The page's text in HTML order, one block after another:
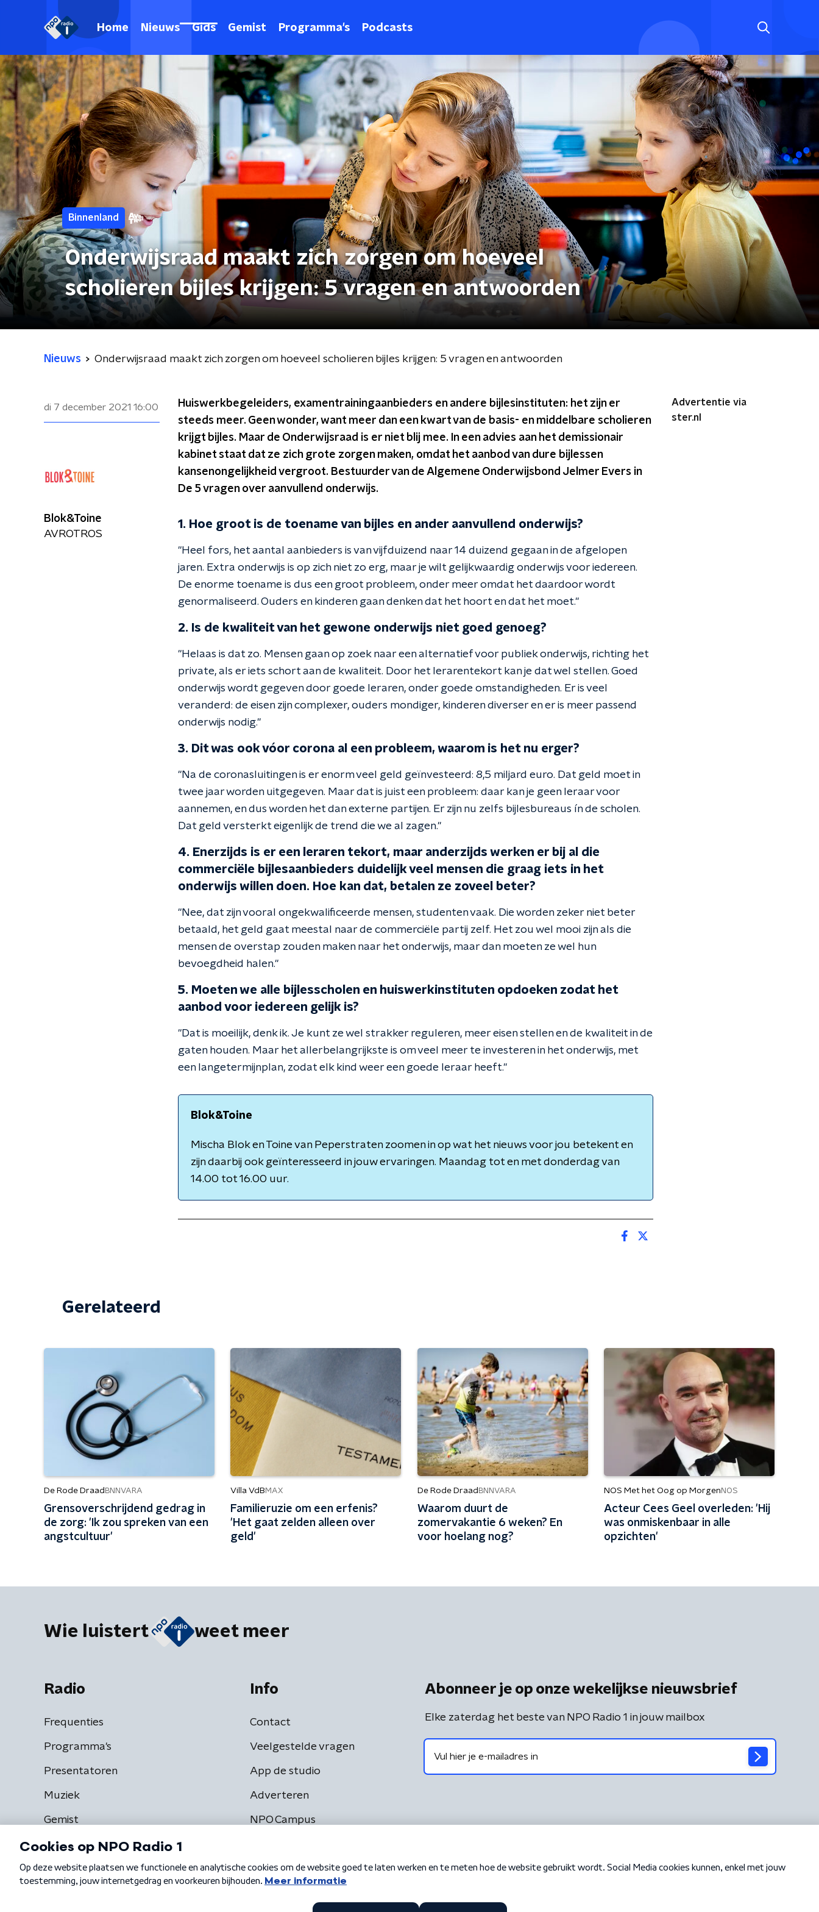
Home Nieuws Gids Gemist Programma's Podcasts
Binnenland
Onderwijsraad maakt zich zorgen om hoeveel
scholieren bijles krijgen: 5 vragen en antwoorden
Nieuws Onderwijsraad maakt zich zorgen om hoeveel scholieren bijles krijgen: 5 vragen en antwoorden
di 7 december 2021 16:00
Huiswerkbegeleiders, examentrainingaanbieders en andere bijlesinstituten: het zijn er
steeds meer. Geen wonder, want meer dan een kwart van de basis- en middelbare scholieren
krijgt bijles. Maar de Onderwijsraad is er niet blij mee. In een advies aan het demissionair
kabinet staat dat ze zich grote zorgen maken, omdat het aanbod van dure bijlessen
kansenongelijkheid vergroot. Bestuurder van de Algemene Onderwijsbond Jelmer Evers in
De 5 vragen over aanvullend onderwijs.
1. Hoe groot is de toename van bijles en ander aanvullend onderwijs?
"Heel fors, het aantal aanbieders is van vijfduizend naar 14 duizend gegaan in de afgelopen
jaren. Extra onderwijs is op zich niet zo erg, maar je wilt gelijkwaardig onderwijs voor iedereen.
De enorme toename is dus een groot probleem, onder meer omdat het daardoor wordt
genormaliseerd. Ouders en kinderen gaan denken dat het hoort en dat het moet."
2. Is de kwaliteit van het gewone onderwijs niet goed genoeg?
"Helaas is dat zo. Mensen gaan op zoek naar een alternatief voor publiek onderwijs, richting het
private, als er iets schort aan de kwaliteit. Door het lerarentekort kan je dat wel stellen. Goed
onderwijs wordt gegeven door goede leraren, onder goede omstandigheden. Er is veel
veranderd: de eisen zijn complexer, ouders mondiger, kinderen diverser en er is meer passend
onderwijs nodig."
3. Dit was ook vóor corona al een probleem, waarom is het nu erger?
"Na de coronasluitingen is er enorm veel geld geïnvesteerd: 8,5 miljard euro. Dat geld moet in
twee jaar worden uitgegeven. Maar dat is juist een probleem: daar kan je geen leraar voor
aannemen, en dus worden het dan externe partijen. Er zijn nu zelfs bijlesbureaus ín de scholen.
Dat geld versterkt eigenlijk de trend die we al zagen."
4. Enerzijds is er een leraren tekort, maar anderzijds werken er bij al die
commerciële bijlesaanbieders duidelijk veel mensen die graag iets in het
onderwijs willen doen. Hoe kan dat, betalen ze zoveel beter?
"Nee, dat zijn vooral ongekwalificeerde mensen, studenten vaak. Die worden zeker niet beter
betaald, het geld gaat meestal naar de commerciële partij zelf. Het zou wel mooi zijn als die
mensen de overstap zouden maken naar het onderwijs, maar dan moeten ze wel hun
bevoegdheid halen."
5. Moeten we alle bijlesscholen en huiswerkinstituten opdoeken zodat het
aanbod voor iedereen gelijk is?
"Dat is moeilijk, denk ik. Je kunt ze wel strakker reguleren, meer eisen stellen en de kwaliteit in de
gaten houden. Maar het allerbelangrijkste is om veel meer te investeren in het onderwijs, met
een langetermijnplan, zodat elk kind weer een goede leraar heeft."
Blok&Toine
Mischa Blok en Toine van Peperstraten zoomen in op wat het nieuws voor jou betekent en
zijn daarbij ook geïnteresseerd in jouw ervaringen. Maandag tot en met donderdag van
14.00 tot 16.00 uur.
Advertentie via
ster.nl
Blok&Toine
AVROTROS
Gerelateerd
De Rode Draad BNNVARA
Grensoverschrijdend gedrag in
de zorg: 'Ik zou spreken van een
angstcultuur'
Villa VdB MAX
Familieruzie om een erfenis?
'Het gaat zelden alleen over
geld'
De Rode Draad BNNVARA
Waarom duurt de
zomervakantie 6 weken? En
voor hoelang nog?
NOS Met het Oog op Morgen NOS
Acteur Cees Geel overleden: 'Hij
was onmiskenbaar in alle
opzichten'
Wie luistert weet meer
Radio
Frequenties
Programma's
Presentatoren
Muziek
Gemist
Info
Contact
Veelgestelde vragen
App de studio
Adverteren
NPO Campus
Abonneer je op onze wekelijkse nieuwsbrief
Elke zaterdag het beste van NPO Radio 1 in jouw mailbox
Algemene voorwaarden Privacybeleid